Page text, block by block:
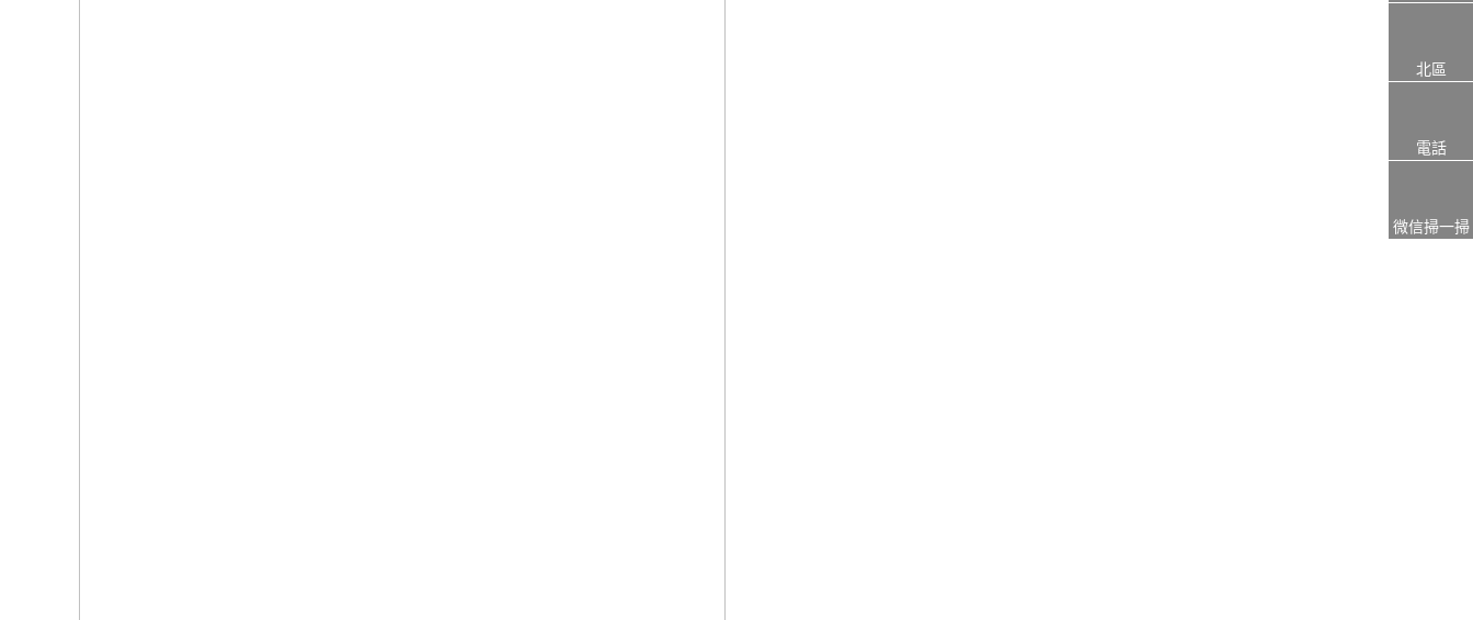
北區
電話
微信掃一掃